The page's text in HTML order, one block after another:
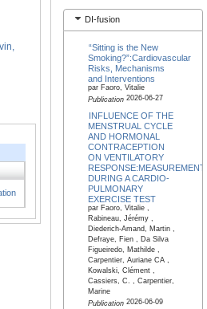
DI-fusion
“Sitting is the New
Smoking?”:Cardiovascular
Risks, Mechanisms
and Interventions
par Faoro, Vitalie
Publication2026-06-27
INFLUENCE OF THE
MENSTRUAL CYCLE
AND HORMONAL
CONTRACEPTION
ON VENTILATORY
RESPONSE:MEASUREMENTS
DURING A CARDIO-
PULMONARY
EXERCISE TEST
par Faoro, Vitalie ,
Rabineau, Jérémy ,
Diederich-Amand, Martin ,
Defraye, Fien , Da Silva
Figueiredo, Mathilde ,
Carpentier, Auriane CA ,
Kowalski, Clément ,
Cassiers, C. , Carpentier,
Marine
Publication2026-06-09